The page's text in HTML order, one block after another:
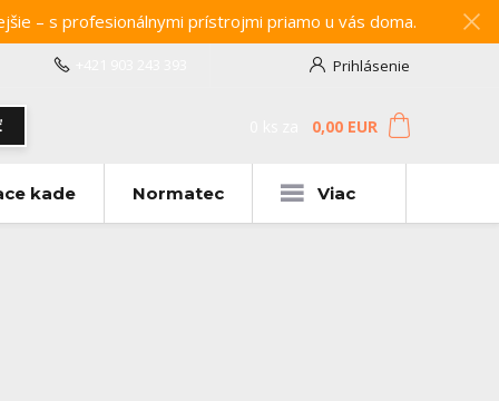
– s profesionálnymi prístrojmi priamo u vás doma.
Prihlásenie
0,00 EUR
kade Normatec Viac